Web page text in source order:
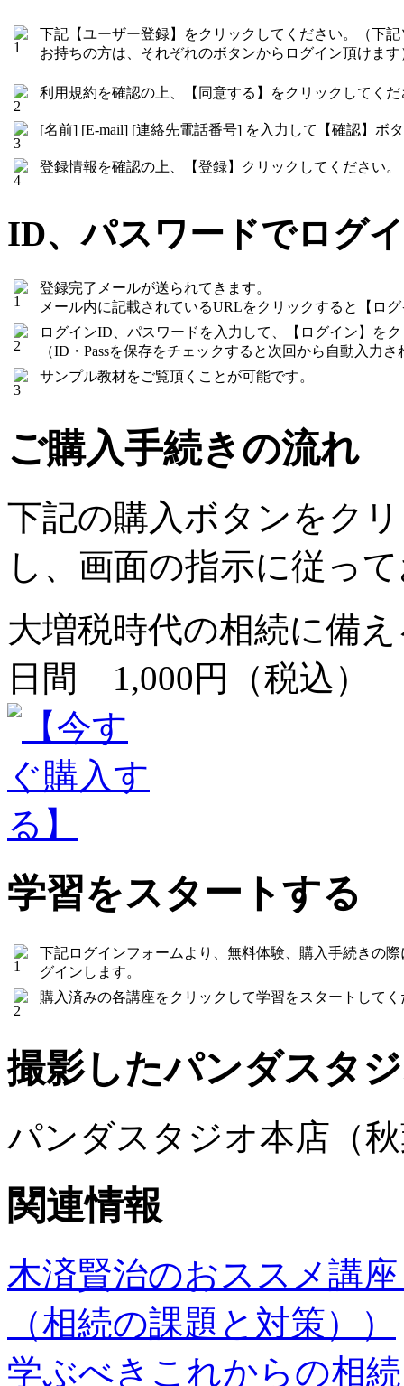
下記【ユーザー登録】をクリックしてください。（下
お持ちの方は、それぞれのボタンからログイン頂けます
利用規約を確認の上、【同意する】をクリックしてくだ
[名前] [E-mail] [連絡先電話番号] を入力して【確認】ボ
登録情報を確認の上、【登録】クリックしてください。
ID、パスワードでログ
登録完了メールが送られてきます。
メール内に記載されているURLをクリックすると【ロ
ログインID、パスワードを入力して、【ログイン】を
（ID・Passを保存をチェックすると次回から自動入力さ
サンプル教材をご覧頂くことが可能です。
ご購入手続きの流れ
下記の購入ボタンをク
し、画面の指示に従っ
大増税時代の相続に備
日間 1,000円（税込）
学習をスタートする
下記ログインフォームより、無料体験、購入手続きの
グインします。
購入済みの各講座をクリックして学習をスタートして
撮影したパンダスタ
パンダスタジオ本店（
関連情報
木済賢治のおススメ講
（相続の課題と対策））
学ぶべきこれからの相続